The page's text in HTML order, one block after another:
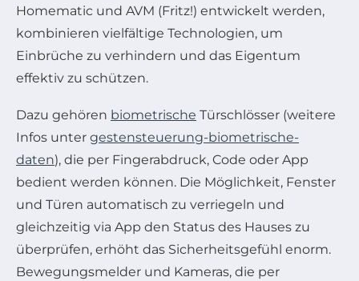
Homematic und AVM (Fritz!) entwickelt werden,
kombinieren vielfältige Technologien, um
Einbrüche zu verhindern und das Eigentum
effektiv zu schützen.
Dazu gehören biometrische Türschlösser (weitere
Infos unter gestensteuerung-biometrische-
daten), die per Fingerabdruck, Code oder App
bedient werden können. Die Möglichkeit, Fenster
und Türen automatisch zu verriegeln und
gleichzeitig via App den Status des Hauses zu
überprüfen, erhöht das Sicherheitsgefühl enorm.
Bewegungsmelder und Kameras, die per